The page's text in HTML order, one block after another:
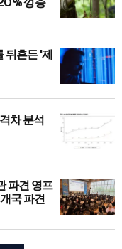
뒤흔든 '제
차 분석
파견 영프
국 파견